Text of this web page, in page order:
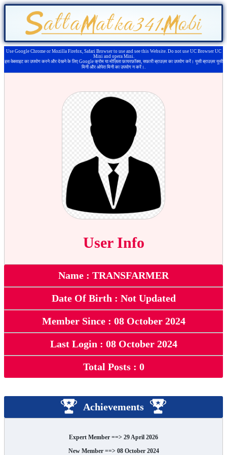
Use Google Chrome or Mozilla Firefox, Safari Browser to use and see this Website. Do not use UC Browser UC
Mini and opera Mini.
इस वेबसाइट का उपयोग करने और देखने के लिए Google क्रोम या मोज़िला फ़ायरफ़ॉक्स, सफ़ारी ब्राउज़र का उपयोग करें। यूसी ब्राउज़र यूसी
मिनी और ओपेरा मिनी का उपयोग न करें।.
User Info
Name : TRANSFARMER
Date Of Birth : Not Updated
Member Since : 08 October 2024
Last Login : 08 October 2024
Total Posts : 0
Achievements
Expert Member ==> 29 April 2026
New Member ==> 08 October 2024